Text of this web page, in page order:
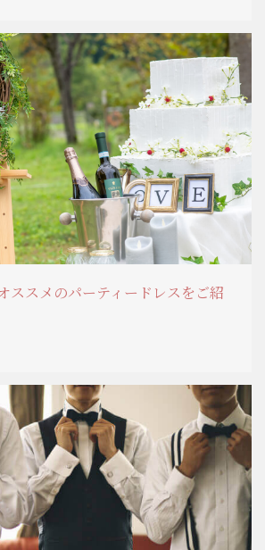
ススメのパーティードレスをご紹